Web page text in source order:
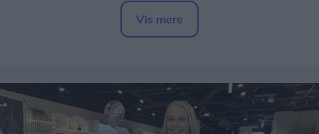
plads, og nu får vi mulighed for for alvor at folde
vores idéer ud og tage Capu til det næste niveau,
Vis mere